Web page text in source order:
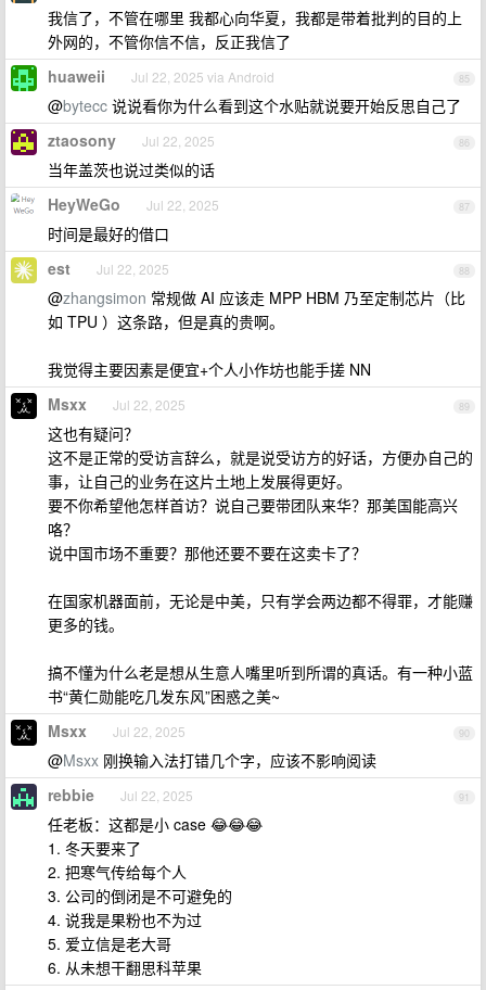
我信了，不管在哪里 我都心向华夏，我都是带着批判的目的上
外网的，不管你信不信，反正我信了
85
huaweii Jul 22, 2025 via Android
@bytecc 说说看你为什么看到这个水贴就说要开始反思自己了
86
ztaosony Jul 22, 2025
当年盖茨也说过类似的话
87
HeyWeGo Jul 22, 2025
时间是最好的借口
88
est Jul 22, 2025
@zhangsimon 常规做 AI 应该走 MPP HBM 乃至定制芯片（比
如 TPU ）这条路，但是真的贵啊。
我觉得主要因素是便宜+个人小作坊也能手搓 NN
89
Msxx Jul 22, 2025
这也有疑问？
这不是正常的受访言辞么，就是说受访方的好话，方便办自己的
事，让自己的业务在这片土地上发展得更好。
要不你希望他怎样首访？说自己要带团队来华？那美国能高兴
咯？
说中国市场不重要？那他还要不要在这卖卡了？
在国家机器面前，无论是中美，只有学会两边都不得罪，才能赚
更多的钱。
搞不懂为什么老是想从生意人嘴里听到所谓的真话。有一种小蓝
书“黄仁勋能吃几发东风”困惑之美~
90
Msxx Jul 22, 2025
@Msxx 刚换输入法打错几个字，应该不影响阅读
91
rebbie Jul 22, 2025
任老板：这都是小 case 😂😂😂
1. 冬天要来了
2. 把寒气传给每个人
3. 公司的倒闭是不可避免的
4. 说我是果粉也不为过
5. 爱立信是老大哥
6. 从未想干翻思科苹果